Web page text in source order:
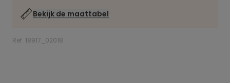
Bekijk de maattabel
Ref. 18917_02018
.
.